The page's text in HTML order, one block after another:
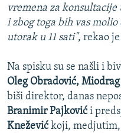
vremena za
i zbog toga bih vas
utorak u 11 sati", rekao
Na spisku su se našli i
Oleg Obradović,
biši direktor, danas
Branimir Pajkovići
Kneževićkoji, medjutim,